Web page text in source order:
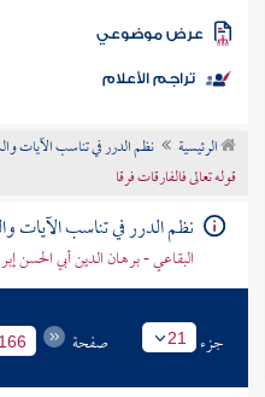
الكتب
موضوعي
تراجم الأعلام
الرئيسية نظم الدرر في تناسب الآيات
قوله تعالى فالفارقات فرقا
نظم الدرر في تناسب الآيات
البقاعي - برهان الدين أبي الحسن
جزء 21 صفحة 166